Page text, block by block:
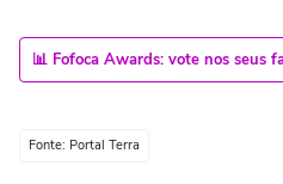
📊 Fofoca Awards: vote nos seus
Fonte: Portal Terra